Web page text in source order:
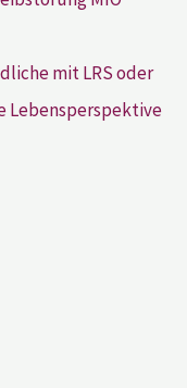
mit LRS oder
Lebensperspektive